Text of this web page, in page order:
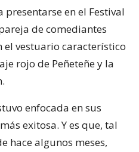
presentarse en el Festival
de comediantes
el vestuario característico
rojo de Peñeteñe y la
enfocada en sus
exitosa. Y es que, tal
hace algunos meses,